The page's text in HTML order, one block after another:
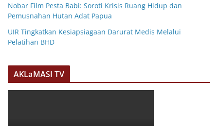
Nobar Film Pesta Babi: Soroti Krisis Ruang Hidup dan
Pemusnahan Hutan Adat Papua
UIR Tingkatkan Kesiapsiagaan Darurat Medis Melalui
Pelatihan BHD
AKLaMASI TV